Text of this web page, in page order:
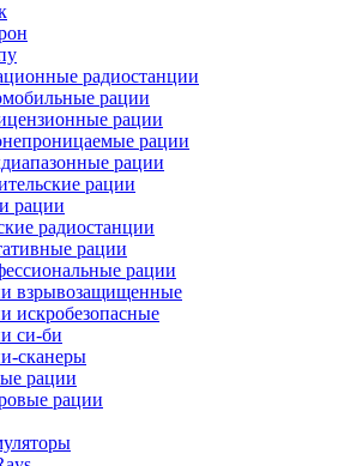
радиостанции
рации
рации
рации
рации
рации
рации
радиостанции
рации
рации
взрывозащищенные
искробезопасные
си-би
сканеры
рации
рации